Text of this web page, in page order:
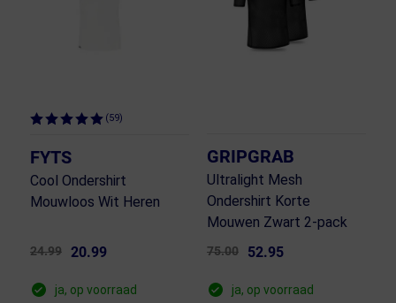
(59)
FYTS
Cool Ondershirt
Mouwloos Wit Heren
24.99 20.99
ja, op voorraad
GRIPGRAB
Ultralight Mesh
Ondershirt Korte
Mouwen Zwart 2-pack
75.00 52.95
ja, op voorraad